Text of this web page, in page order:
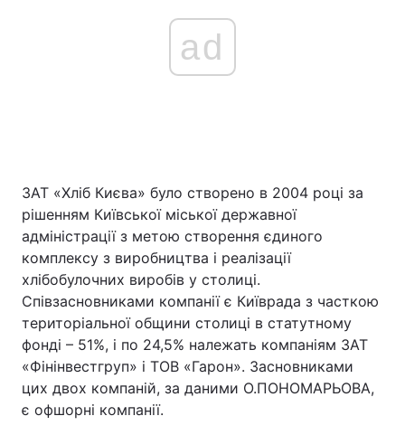
ad
ЗАТ «Хліб Києва» було створено в 2004 році за
рішенням Київської міської державної
адміністрації з метою створення єдиного
комплексу з виробництва і реалізації
хлібобулочних виробів у столиці.
Співзасновниками компанії є Київрада з часткою
територіальної общини столиці в статутному
фонді – 51%, і по 24,5% належать компаніям ЗАТ
«Фінінвестгруп» і ТОВ «Гарон». Засновниками
цих двох компаній, за даними О.ПОНОМАРЬОВА,
є офшорні компанії.